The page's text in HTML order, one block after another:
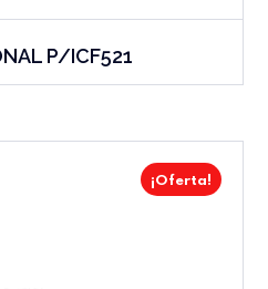
P/ICF521
¡Oferta!